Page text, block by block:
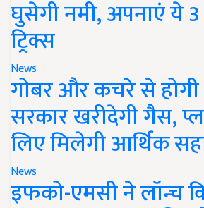
घुसेगी नमी, अपनाएं ये
ट्रिक्स
News
गोबर और कचरे से
सरकार खरीदेगी गैस,
लिए मिलेगी आर्थिक
News
इफको-एमसी ने लॉन्च